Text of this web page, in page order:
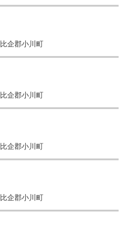
比企郡小川町
比企郡小川町
比企郡小川町
比企郡小川町